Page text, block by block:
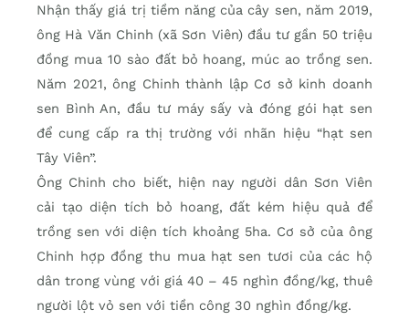
Nhận thấy giá trị tiềm năng của cây sen, năm 2019,
ông Hà Văn Chinh (xã Sơn Viên) đầu tư gần 50 triệu
đồng mua 10 sào đất bỏ hoang, múc ao trồng sen.
Năm 2021, ông Chinh thành lập Cơ sở kinh doanh
sen Bình An, đầu tư máy sấy và đóng gói hạt sen
để cung cấp ra thị trường với nhãn hiệu “hạt sen
Tây Viên”.
Ông Chinh cho biết, hiện nay người dân Sơn Viên
cải tạo diện tích bỏ hoang, đất kém hiệu quả để
trồng sen với diện tích khoảng 5ha. Cơ sở của ông
Chinh hợp đồng thu mua hạt sen tươi của các hộ
dân trong vùng với giá 40 – 45 nghìn đồng/kg, thuê
người lột vỏ sen với tiền công 30 nghìn đồng/kg.